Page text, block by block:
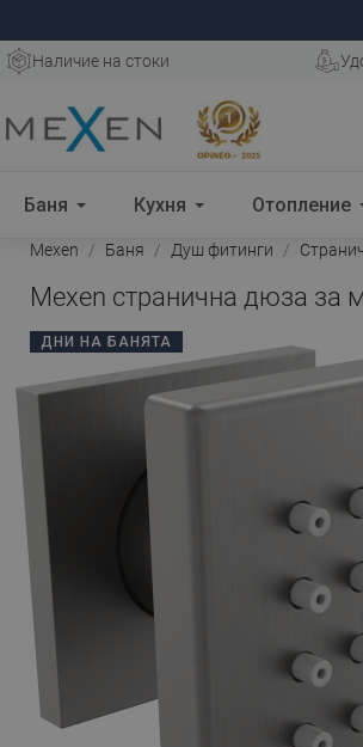
Наличие на стоки
Баня Кухня Отопление
Mexen Баня Душ фитинги
Mexen странична дюза за
ДНИ НА БАНЯТА